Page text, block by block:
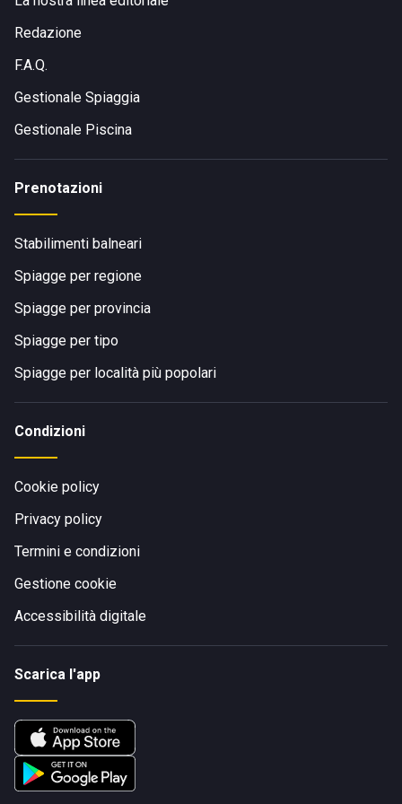
Redazione
F.A.Q.
Gestionale Spiaggia
Gestionale Piscina
Prenotazioni
Stabilimenti balneari
Spiagge per regione
Spiagge per provincia
Spiagge per tipo
Spiagge per località più popolari
Condizioni
Cookie policy
Privacy policy
Termini e condizioni
Gestione cookie
Accessibilità digitale
Scarica l'app